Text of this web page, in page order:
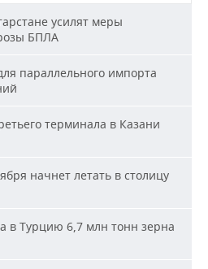
усилят меры
БПЛА
параллельного импорта
терминала в Казани
начнет летать в столицу
в Турцию 6,7 млн тонн зерна